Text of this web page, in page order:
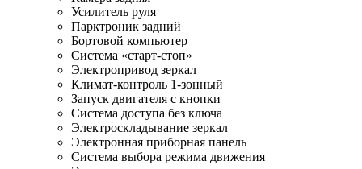
Усилитель руля
Парктроник задний
Бортовой компьютер
Система «старт-стоп»
Электропривод зеркал
Климат-контроль 1-зонный
Запуск двигателя с кнопки
Система доступа без ключа
Электроскладывание зеркал
Электронная приборная панель
Система выбора режима движения